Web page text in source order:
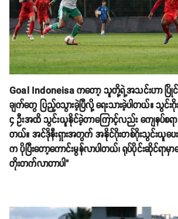
Goal Indoneisa ကတော့ သူတို့ရဲ့အသင်းဟာ ပ
ချက်တွေ ပြည့်၀သွားခဲ့ပြီလို့ ရေးသားခဲ့ပါတယ်။ သွင်းဂို
၄ ဦးအထိ သွင်းယူနိုင်ခဲ့တာကြောင့်လည်း ကျေနပ်စရာ
တယ်။ အင်ဒိုနီးရှားအတွက် အနိုင်ဂိုးတစ်ဂိုးသွင်းယူပ
က ပိုပြီးတော့ကောင်းမွန်လာပါတယ်၊ ရုပ်ပိုင်းဆိုင်ရာမှ
တိုးတက်လာတာပါ"